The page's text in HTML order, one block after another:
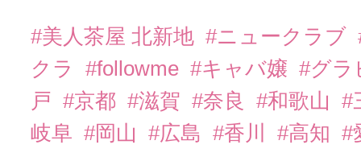
#美人茶屋 北新地 #ニュークラブ
クラ
#followme #キャバ嬢 #グ
戸 #京都 #滋賀 #奈良 #和歌山
#
岐阜 #岡山 #広島 #香川 #高知 #